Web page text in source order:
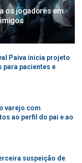
os jogadores em
Paiva inicia projeto
pacientes e
varejo com
ao perfil do pai e ao
suspeição de